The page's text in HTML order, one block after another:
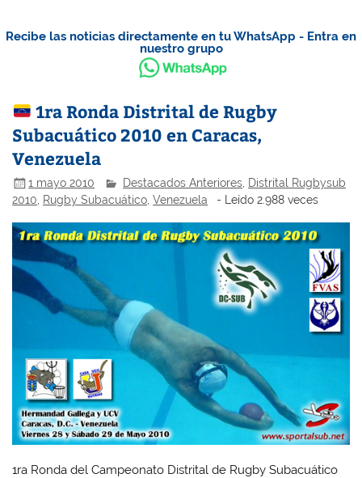
Recibe las noticias directamente en tu WhatsApp - Entra en
nuestro grupo
1ra Ronda Distrital de Rugby
Subacuático 2010 en Caracas,
Venezuela
1 mayo 2010 Destacados Anteriores Distrital Rugbysub
2010, Rugby Subacuático,Venezuela - Leído 2.988 veces
1ra Ronda del Campeonato Distrital de Rugby Subacuático